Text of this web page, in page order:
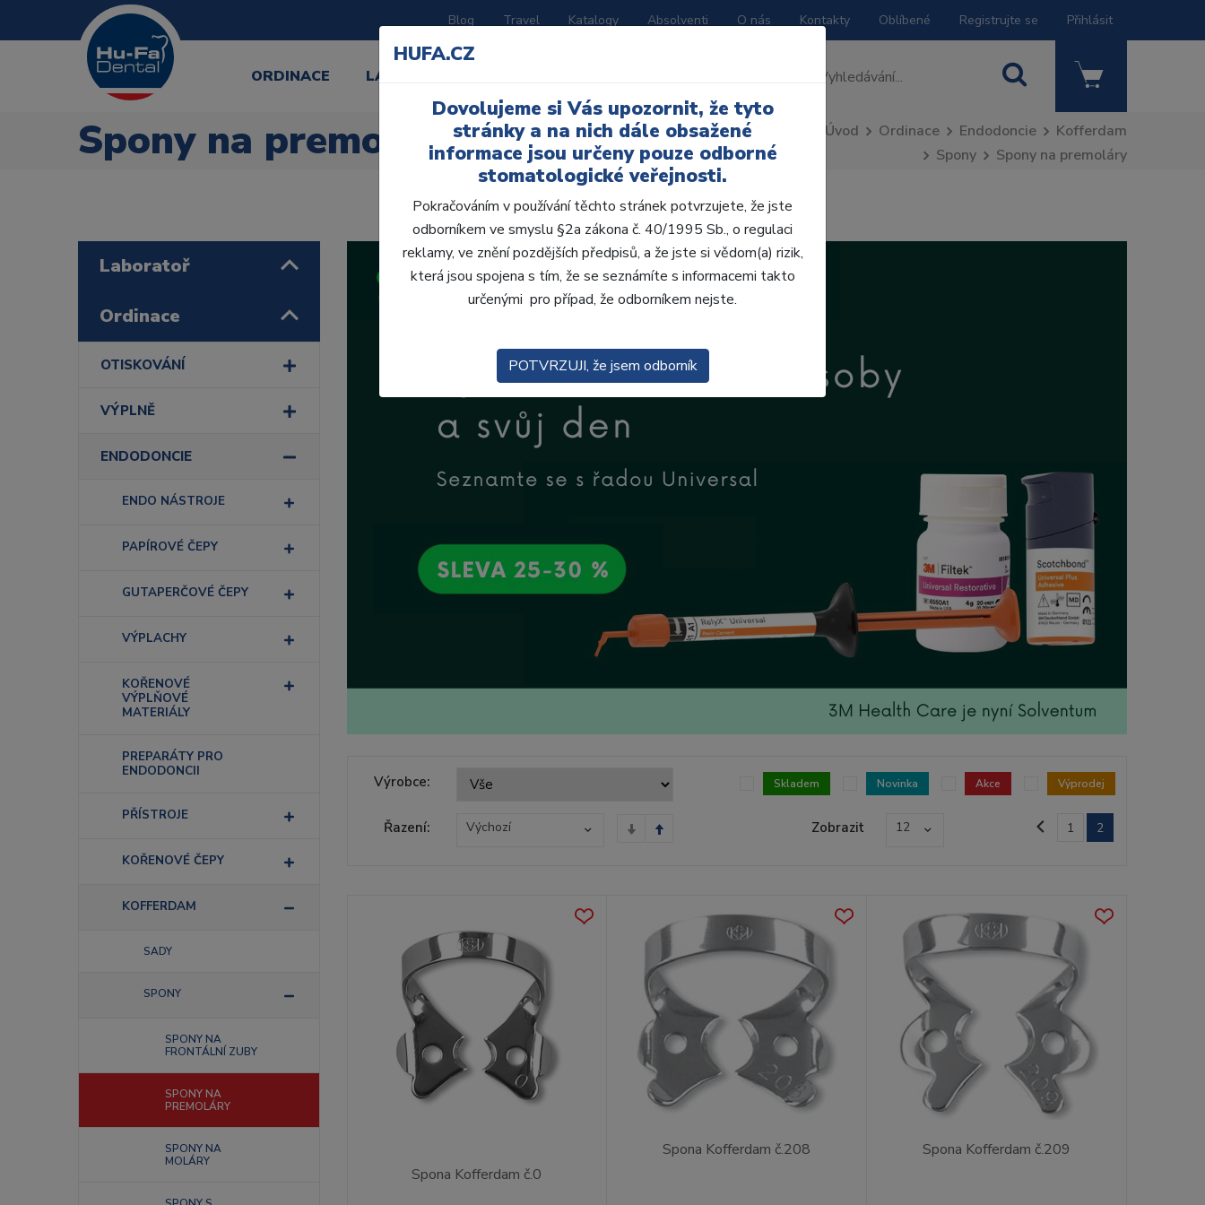
Blog Travel Katalogy Absolventi O nás Kontakty Oblíbené Registrujte se Přihlásit
ORDINACE LABORATOŘ
Spony na premoláry Úvod Ordinace Endodoncie
Kofferdam
Spony
Spony na premoláry
Laboratoř
Ordinace
OTISKOVÁNÍ
VÝPLNĚ
ENDODONCIE
ENDO NÁSTROJE
PAPÍROVÉ ČEPY
GUTAPERČOVÉ ČEPY
VÝPLACHY
KOŘENOVÉ
VÝPLŇOVÉ
MATERIÁLY
PREPARÁTY PRO
ENDODONCII
PŘÍSTROJE
KOŘENOVÉ ČEPY
KOFFERDAM
SADY
SPONY
SPONY NA
FRONTÁLNÍ ZUBY
SPONY NA
PREMOLÁRY
SPONY NA
MOLÁRY
Výrobce: Skladem Novinka Akce Výprodej
Řazení: Výchozí Zobrazit 12 1 2
Spona Kofferdam č.0
Spona Kofferdam č.208 Spona Kofferdam č.209
HUFA.CZ
Dovolujeme si Vás upozornit, že tyto
stránky a na nich dále obsažené
informace jsou určeny pouze odborné
stomatologické veřejnosti.
Pokračováním v používání těchto stránek potvrzujete, že jste
odborníkem ve smyslu §2a zákona č. 40/1995 Sb., o regulaci
reklamy, ve znění pozdějších předpisů, a že jste si vědom(a) rizik,
která jsou spojena s tím, že se seznámíte s informacemi takto
určenými pro případ, že odborníkem nejste.
POTVRZUJI, že jsem odborník